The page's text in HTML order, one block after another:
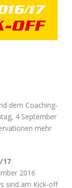
dem Coaching-
4 September
mehr
17
2016
sind am Kick-off